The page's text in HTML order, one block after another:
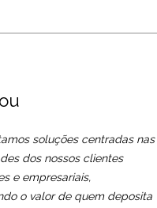
soluções centradas nas
dos nossos clientes
e empresariais,
o valor de quem deposita